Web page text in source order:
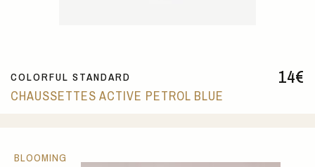
14€
COLORFUL STANDARD
CHAUSSETTES ACTIVE PETROL BLUE
BLOOMING